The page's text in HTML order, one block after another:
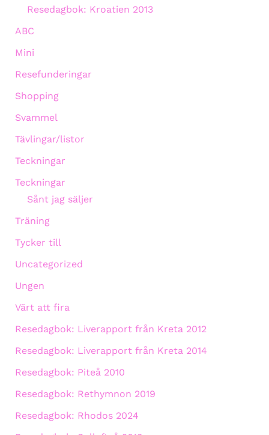
Resedagbok: Kroatien 2013
ABC
Mini
Resefunderingar
Shopping
Svammel
Tävlingar/listor
Teckningar
Teckningar
Sånt jag säljer
Träning
Tycker till
Uncategorized
Ungen
Värt att fira
Resedagbok: Liverapport från Kreta 2012
Resedagbok: Liverapport från Kreta 2014
Resedagbok: Piteå 2010
Resedagbok: Rethymnon 2019
Resedagbok: Rhodos 2024